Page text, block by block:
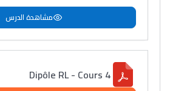
مشاهدة الدرس
Dipôle RL - Cours 4